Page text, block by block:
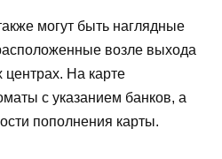
могут быть наглядные
возле выхода
центрах. На карте
с указанием банков, а
пополнения карты.